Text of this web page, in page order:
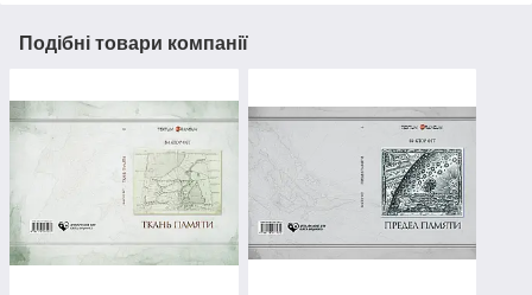
Подібні товари компанії